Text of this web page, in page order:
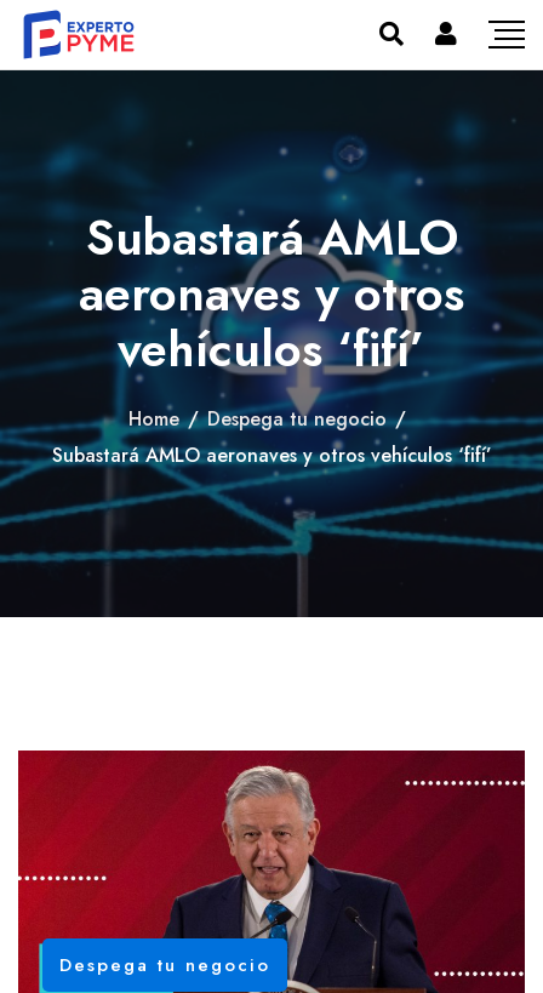
Subastará AMLO
aeronaves y otros
vehículos ‘fifí’
Home / Despega tu negocio /
Subastará AMLO aeronaves y otros vehículos ‘fifí’
Despega tu negocio